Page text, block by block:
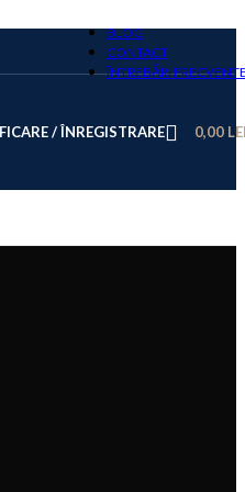
BLOG
CONTACT
ÎNTREBĂRI
/ ÎNREGISTRARE 0,00